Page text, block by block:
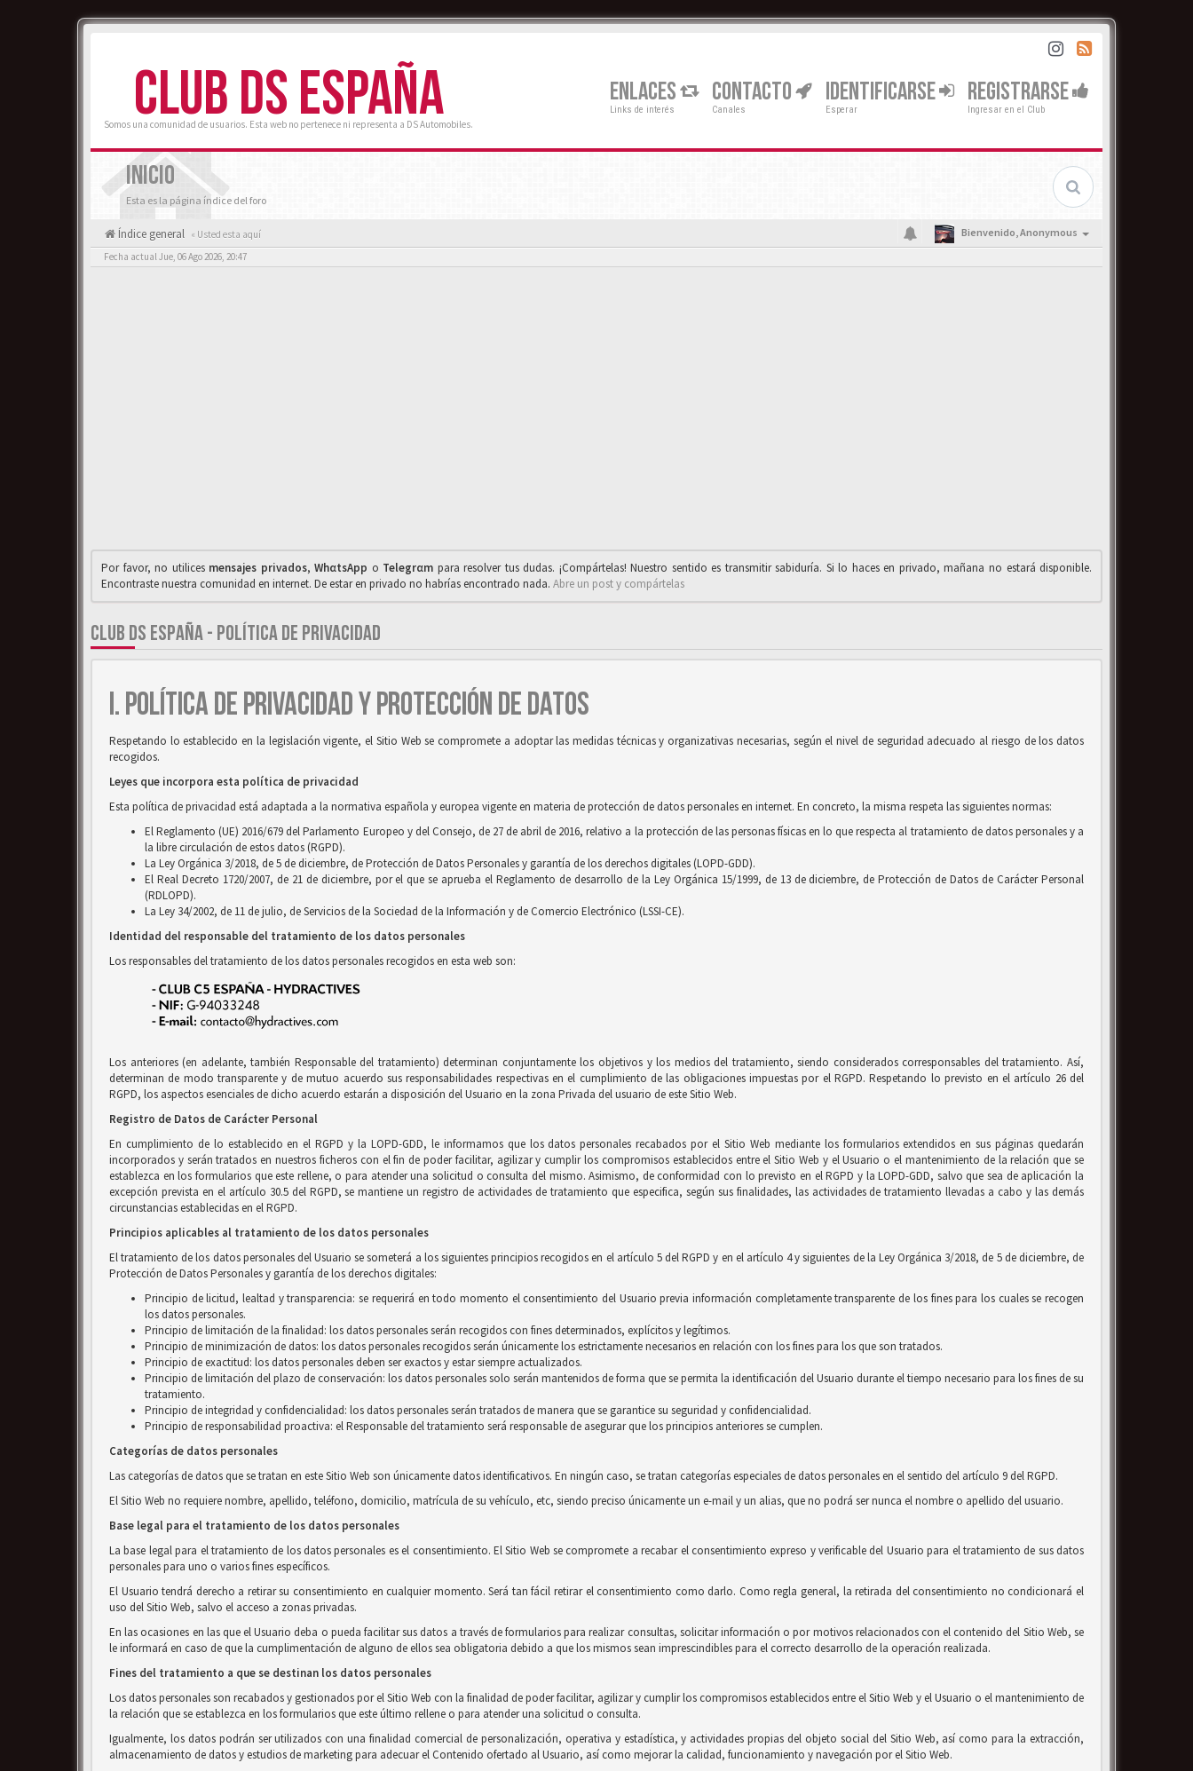
CLUB DS ESPAÑA
Somos una comunidad de usuarios. Esta web no pertenece ni representa a DS Automobiles.
ENLACES
Links de interés
CONTACTO
Canales
IDENTIFICARSE
Esperar
REGISTRARSE
Ingresar en el Club
INICIO
Esta es la página índice del foro
Índice general « Usted esta aquí Bienvenido,Anonymous
Fecha actual Jue, 06 Ago 2026, 20:47
Por favor, no utilices mensajes privados,WhαtsApp o Telegrαm para resolver tus dudas. ¡Compártelas! Nuestro sentido es transmitir sabiduría. Si lo haces en privado, mañana no estará disponible.
Encontraste nuestra comunidad en internet. De estar en privado no habrías encontrado nada. Abre un post y compártelas
CLUB DS ESPAÑA - POLÍTICA DE PRIVACIDAD
I. POLÍTICA DE PRIVACIDAD Y PROTECCIÓN DE DATOS
Respetando lo establecido en la legislación vigente, el Sitio Web se compromete a adoptar las medidas técnicas y organizativas necesarias, según el nivel de seguridad adecuado al riesgo de los datos
recogidos.
Leyes que incorpora esta política de privacidad
Esta política de privacidad está adaptada a la normativa española y europea vigente en materia de protección de datos personales en internet. En concreto, la misma respeta las siguientes normas:
El Reglamento (UE) 2016/679 del Parlamento Europeo y del Consejo, de 27 de abril de 2016, relativo a la protección de las personas físicas en lo que respecta al tratamiento de datos personales y a
la libre circulación de estos datos (RGPD).
La Ley Orgánica 3/2018, de 5 de diciembre, de Protección de Datos Personales y garantía de los derechos digitales (LOPD-GDD).
El Real Decreto 1720/2007, de 21 de diciembre, por el que se aprueba el Reglamento de desarrollo de la Ley Orgánica 15/1999, de 13 de diciembre, de Protección de Datos de Carácter Personal
(RDLOPD).
La Ley 34/2002, de 11 de julio, de Servicios de la Sociedad de la Información y de Comercio Electrónico (LSSI-CE).
Identidad del responsable del tratamiento de los datos personales
Los responsables del tratamiento de los datos personales recogidos en esta web son:
Los anteriores (en adelante, también Responsable del tratamiento) determinan conjuntamente los objetivos y los medios del tratamiento, siendo considerados corresponsables del tratamiento. Así,
determinan de modo transparente y de mutuo acuerdo sus responsabilidades respectivas en el cumplimiento de las obligaciones impuestas por el RGPD. Respetando lo previsto en el artículo 26 del
RGPD, los aspectos esenciales de dicho acuerdo estarán a disposición del Usuario en la zona Privada del usuario de este Sitio Web.
Registro de Datos de Carácter Personal
En cumplimiento de lo establecido en el RGPD y la LOPD-GDD, le informamos que los datos personales recabados por el Sitio Web mediante los formularios extendidos en sus páginas quedarán
incorporados y serán tratados en nuestros ficheros con el fin de poder facilitar, agilizar y cumplir los compromisos establecidos entre el Sitio Web y el Usuario o el mantenimiento de la relación que se
establezca en los formularios que este rellene, o para atender una solicitud o consulta del mismo. Asimismo, de conformidad con lo previsto en el RGPD y la LOPD-GDD, salvo que sea de aplicación la
excepción prevista en el artículo 30.5 del RGPD, se mantiene un registro de actividades de tratamiento que especifica, según sus finalidades, las actividades de tratamiento llevadas a cabo y las demás
circunstancias establecidas en el RGPD.
Principios aplicables al tratamiento de los datos personales
El tratamiento de los datos personales del Usuario se someterá a los siguientes principios recogidos en el artículo 5 del RGPD y en el artículo 4 y siguientes de la Ley Orgánica 3/2018, de 5 de diciembre, de
Protección de Datos Personales y garantía de los derechos digitales:
Principio de licitud, lealtad y transparencia: se requerirá en todo momento el consentimiento del Usuario previa información completamente transparente de los fines para los cuales se recogen
los datos personales.
Principio de limitación de la finalidad: los datos personales serán recogidos con fines determinados, explícitos y legítimos.
Principio de minimización de datos: los datos personales recogidos serán únicamente los estrictamente necesarios en relación con los fines para los que son tratados.
Principio de exactitud: los datos personales deben ser exactos y estar siempre actualizados.
Principio de limitación del plazo de conservación: los datos personales solo serán mantenidos de forma que se permita la identificación del Usuario durante el tiempo necesario para los fines de su
tratamiento.
Principio de integridad y confidencialidad: los datos personales serán tratados de manera que se garantice su seguridad y confidencialidad.
Principio de responsabilidad proactiva: el Responsable del tratamiento será responsable de asegurar que los principios anteriores se cumplen.
Categorías de datos personales
Las categorías de datos que se tratan en este Sitio Web son únicamente datos identificativos. En ningún caso, se tratan categorías especiales de datos personales en el sentido del artículo 9 del RGPD.
El Sitio Web no requiere nombre, apellido, teléfono, domicilio, matrícula de su vehículo, etc, siendo preciso únicamente un e-mail y un alias, que no podrá ser nunca el nombre o apellido del usuario.
Base legal para el tratamiento de los datos personales
La base legal para el tratamiento de los datos personales es el consentimiento. El Sitio Web se compromete a recabar el consentimiento expreso y verificable del Usuario para el tratamiento de sus datos
personales para uno o varios fines específicos.
El Usuario tendrá derecho a retirar su consentimiento en cualquier momento. Será tan fácil retirar el consentimiento como darlo. Como regla general, la retirada del consentimiento no condicionará el
uso del Sitio Web, salvo el acceso a zonas privadas.
En las ocasiones en las que el Usuario deba o pueda facilitar sus datos a través de formularios para realizar consultas, solicitar información o por motivos relacionados con el contenido del Sitio Web, se
le informará en caso de que la cumplimentación de alguno de ellos sea obligatoria debido a que los mismos sean imprescindibles para el correcto desarrollo de la operación realizada.
Fines del tratamiento a que se destinan los datos personales
Los datos personales son recabados y gestionados por el Sitio Web con la finalidad de poder facilitar, agilizar y cumplir los compromisos establecidos entre el Sitio Web y el Usuario o el mantenimiento de
la relación que se establezca en los formularios que este último rellene o para atender una solicitud o consulta.
Igualmente, los datos podrán ser utilizados con una finalidad comercial de personalización, operativa y estadística, y actividades propias del objeto social del Sitio Web, así como para la extracción,
almacenamiento de datos y estudios de marketing para adecuar el Contenido ofertado al Usuario, así como mejorar la calidad, funcionamiento y navegación por el Sitio Web.